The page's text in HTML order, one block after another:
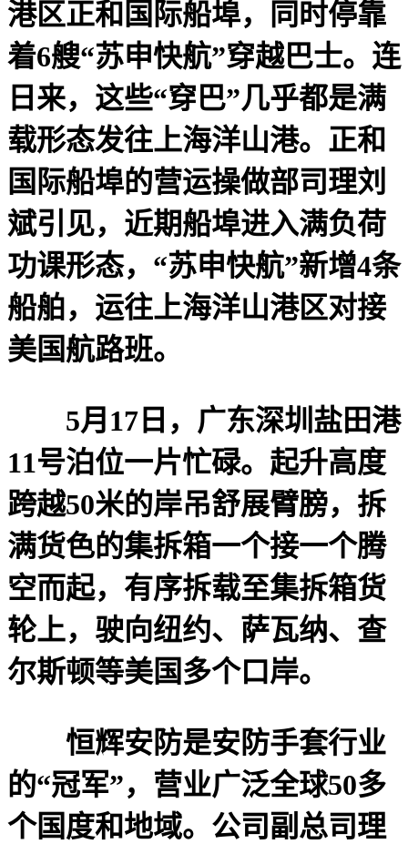
港区正和国际船埠，同时停靠
着6艘“苏申快航”穿越巴士。连
日来，这些“穿巴”几乎都是满
载形态发往上海洋山港。正和
国际船埠的营运操做部司理刘
斌引见，近期船埠进入满负荷
功课形态，“苏申快航”新增4条
船舶，运往上海洋山港区对接
美国航路班。
5月17日，广东深圳盐田港
11号泊位一片忙碌。起升高度
跨越50米的岸吊舒展臂膀，拆
满货色的集拆箱一个接一个腾
空而起，有序拆载至集拆箱货
轮上，驶向纽约、萨瓦纳、查
尔斯顿等美国多个口岸。
恒辉安防是安防手套行业
的“冠军”，营业广泛全球50多
个国度和地域。公司副总司理